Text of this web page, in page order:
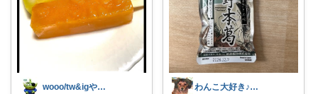
wooo/tw&igやってます わんこ大好き♪いつもありがとう🙇‍♀️